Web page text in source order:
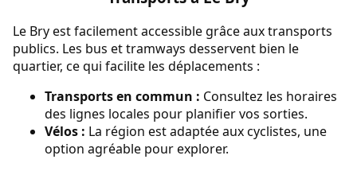
Le Bry est facilement accessible grâce aux transports
publics. Les bus et tramways desservent bien le
quartier, ce qui facilite les déplacements :
Transports en commun : Consultez les horaires
des lignes locales pour planifier vos sorties.
Vélos : La région est adaptée aux cyclistes, une
option agréable pour explorer.